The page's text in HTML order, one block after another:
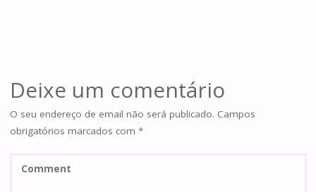
Deixe um comentário
O seu endereço de email não será publicado. Campos
obrigatórios marcados com *